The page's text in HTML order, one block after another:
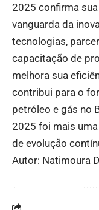
2025 confirma
vanguarda da
tecnologias,
capacitação de
melhora sua
contribui para o
petróleo e gás no
2025 foi mais
de evolução
Autor: Natimoura